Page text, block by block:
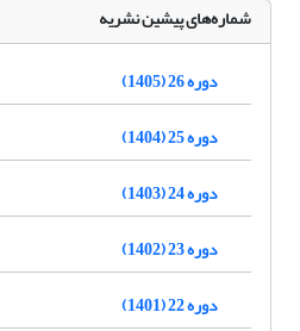
شماره‌های پیشین نشریه
دوره 26 (1405)
دوره 25 (1404)
دوره 24 (1403)
دوره 23 (1402)
دوره 22 (1401)